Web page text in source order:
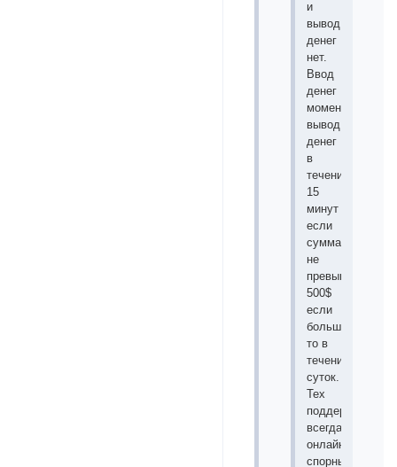
и
вывод
денег
нет.
Ввод
денег
моментальный,
вывод
денег
в
течение
15
минут
если
сумма
не
превышает
500$
если
больше
то в
течении
суток.
Тех
поддержка
всегда
онлайн
спорные